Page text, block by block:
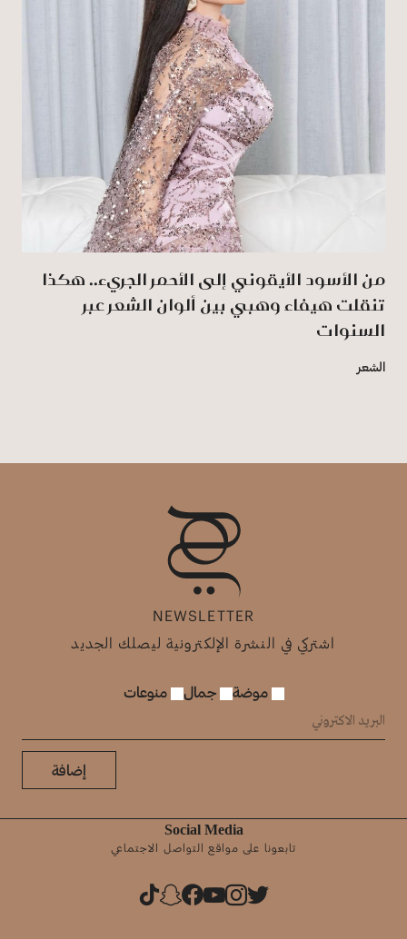
من الأسود الأيقوني إلى الأحمر الجريء.. هكذا
تنقلت هيفاء وهبي بين ألوان الشعر عبر
السنوات
الشعر
NEWSLETTER
اشتركي في النشرة الإلكترونية ليصلك الجديد
موضة جمال منوعات
إضافة
Social Media
تابعونا على مواقع التواصل الاجتماعي